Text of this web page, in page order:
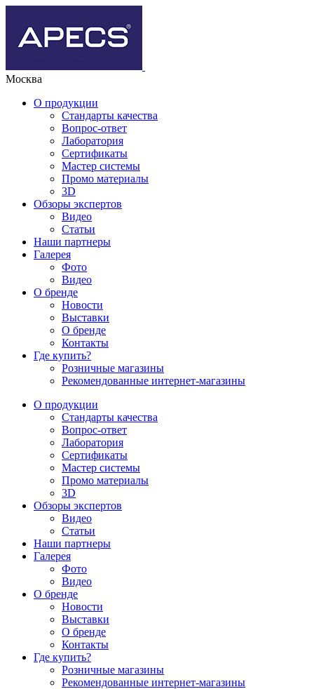
Москва
О продукции
Стандарты качества
Вопрос-ответ
Лаборатория
Сертификаты
Мастер системы
Промо материалы
3D
Обзоры экспертов
Видео
Статьи
Наши партнеры
Галерея
Фото
Видео
О бренде
Новости
Выставки
О бренде
Контакты
Где купить?
Розничные магазины
Рекомендованные интернет-магазины
О продукции
Стандарты качества
Вопрос-ответ
Лаборатория
Сертификаты
Мастер системы
Промо материалы
3D
Обзоры экспертов
Видео
Статьи
Наши партнеры
Галерея
Фото
Видео
О бренде
Новости
Выставки
О бренде
Контакты
Где купить?
Розничные магазины
Рекомендованные интернет-магазины